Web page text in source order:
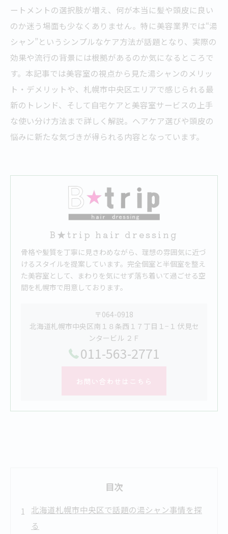
ートメントの選択肢が増え、何が本当に髪や頭皮に良い
のか迷う場面も少なくありません。特に美容業界では“湯
シャン”というシンプルなケア方法が話題となり、実際の
効果や流行の背景には根拠があるのか気になるところで
す。本記事では美容室の視点から見た湯シャンのメリッ
ト・デメリットや、札幌市中央区エリアで感じられる最
新のトレンド、そして自宅ケアと美容室サービスの上手
な使い分け方法まで詳しく解説。ヘアケア選びや頭皮の
悩みに新たな気づきが得られる内容となっています。
B★trip hair dressing
骨格や髪質を丁寧に見きわめながら、理想の雰囲気に近づ
けるスタイルを提案しています。完全個室と半個室を整え
た美容室として、まわりを気にせず落ち着いて過ごせる空
間を札幌市で用意しております。
〒064-0918
北海道札幌市中央区南１８条西１７丁目１−１ 伏見セ
ンタービル ２Ｆ
011-563-2771
お問い合わせはこちら
目次
北海道札幌市中央区で話題の湯シャン事情を探
る